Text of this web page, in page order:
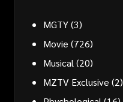
MGTY(3)
Movie (726)
Musical(20)
MZTV Exclusive (2)